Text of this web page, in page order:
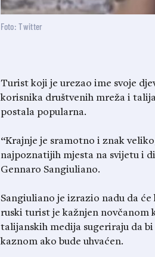
Foto: Twitter
Turist koji je urezao ime svoje
korisnika društvenih mreža i
postala popularna.
“Krajnje je sramotno i znak
najpoznatijih mjesta na svijetu i
Gennaro Sangiuliano.
Sangiuliano je izrazio nadu da
ruski turist je kažnjen novčanom
talijanskih medija sugeriraju da
kaznom ako bude uhvaćen.